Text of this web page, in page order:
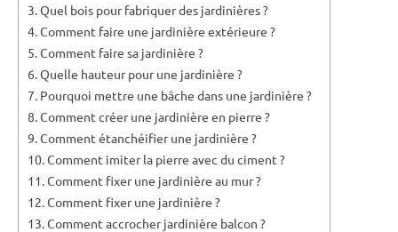
Quel bois pour fabriquer des jardinières ?
Comment faire une jardinière extérieure ?
Comment faire sa jardinière ?
Quelle hauteur pour une jardinière ?
Pourquoi mettre une bâche dans une jardinière ?
Comment créer une jardinière en pierre ?
Comment étanchéifier une jardinière ?
Comment imiter la pierre avec du ciment ?
Comment fixer une jardinière au mur ?
Comment fixer une jardinière ?
Comment accrocher jardinière balcon ?